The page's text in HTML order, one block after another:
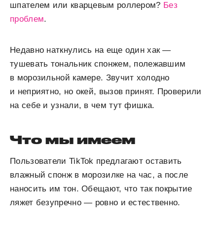
шпателем или кварцевым роллером? Без
проблем.
Недавно наткнулись на еще один хак —
тушевать тональник спонжем, полежавшим
в морозильной камере. Звучит холодно
и неприятно, но окей, вызов принят. Проверили
на себе и узнали, в чем тут фишка.
Что мы имеем
Пользователи TikTok предлагают оставить
влажный спонж в морозилке на час, а после
наносить им тон. Обещают, что так покрытие
ляжет безупречно — ровно и естественно.